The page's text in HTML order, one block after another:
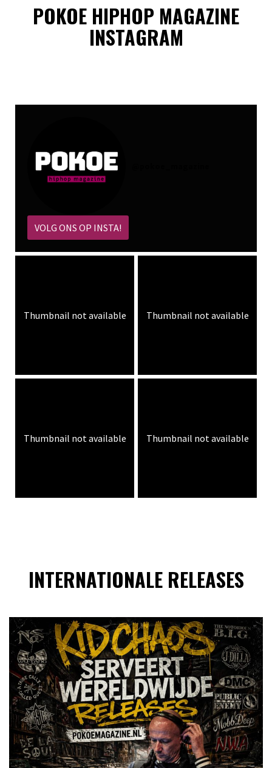
POKOE HIPHOP MAGAZINE
INSTAGRAM
VOLG ONS OP INSTA!
Thumbnail not available Thumbnail not available
Thumbnail not available Thumbnail not available
INTERNATIONALE RELEASES